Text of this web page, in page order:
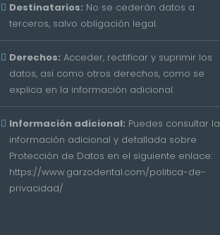
Destinatarios: No se cederán datos a
terceros, salvo obligación legal.
Derechos: Acceder, rectificar y suprimir los
datos, así como otros derechos, como se
explica en la información adicional.
Información adicional: Puedes consultar la
información adicional y detallada sobre
Protección de Datos en el siguiente enlace:
https://www.garzodental.com/politica-de-
privacidad/